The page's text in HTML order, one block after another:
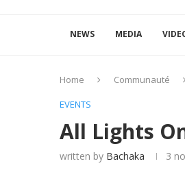
NEWS MEDIA
Home Communauté
EVENTS
All Lights
written by Bachaka 3